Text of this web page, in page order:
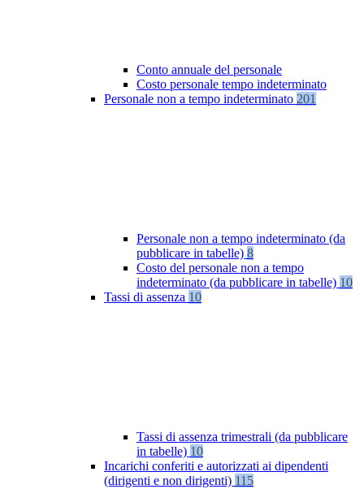
Conto annuale del personale
Costo personale tempo indeterminato
Personale non a tempo indeterminato 201
Personale non a tempo indeterminato (da
pubblicare in tabelle) 8
Costo del personale non a tempo
indeterminato (da pubblicare in tabelle) 10
Tassi di assenza 10
Tassi di assenza trimestrali (da pubblicare
in tabelle) 10
Incarichi conferiti e autorizzati ai dipendenti
(dirigenti e non dirigenti) 115